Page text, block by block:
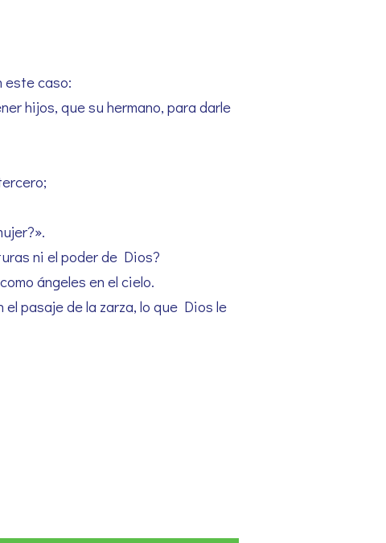
este caso:
hijos, que su hermano, para darle
ni el poder de Dios?
ángeles en el cielo.
pasaje de la zarza, lo que Dios le